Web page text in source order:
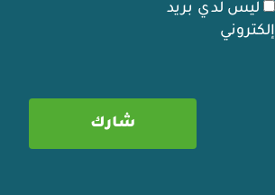
ليس لدي بريد
إلكتروني